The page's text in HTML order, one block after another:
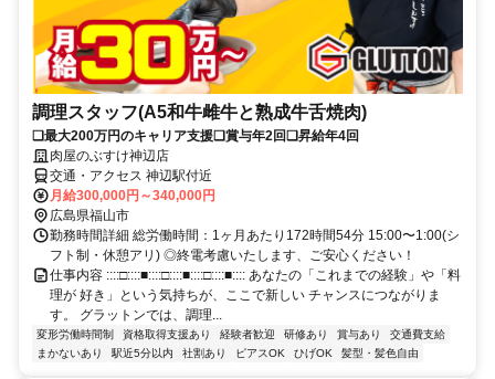
調理スタッフ(A5和牛雌牛と熟成牛舌焼肉)
❏最大200万円のキャリア支援❏賞与年2回❏昇給年4回
肉屋のぶすけ神辺店
交通・アクセス 神辺駅付近
月給300,000円～340,000円
広島県福山市
勤務時間詳細 総労働時間：1ヶ月あたり172時間54分 15:00〜1:00(シ
フト制・休憩アリ) ◎終電考慮いたします、ご安心ください！
仕事内容 ::::□::::■::::□::::■::::□::::■:::: あなたの「これまでの経験」や「料
理が 好き」という気持ちが、ここで新しい チャンスにつながりま
す。 グラットンでは、調理...
変形労働時間制 資格取得支援あり 経験者歓迎 研修あり 賞与あり
交通費支給
まかないあり
駅近5分以内 社割あり ピアスOK ひげOK 髪型・髪色自由